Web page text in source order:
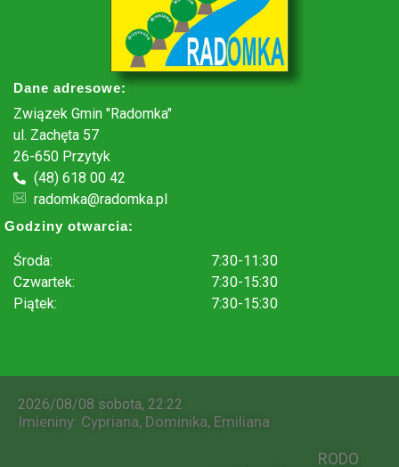
Dane adresowe:
Związek Gmin "Radomka"
ul. Zachęta 57
26-650 Przytyk
(48) 618 00 42
radomka@radomka.pl
Godziny otwarcia:
Środa:
Czwartek:
Piątek:
7:30-11:30
7:30-15:30
7:30-15:30
2026/08/08 sobota, 22:22
Imieniny: Cypriana, Dominika, Emiliana
RODO